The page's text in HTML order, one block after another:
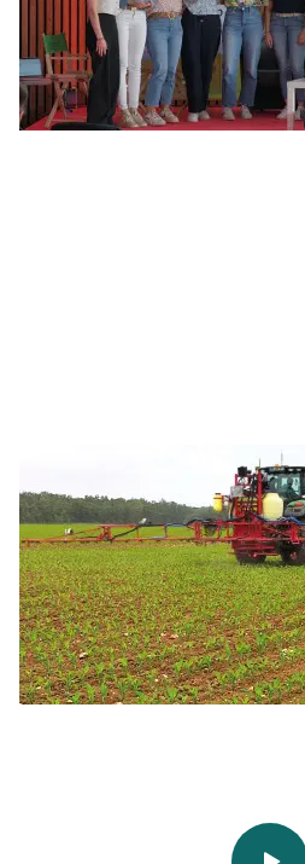
technique agricole « Clap de...
27 OCT. 2025
Désherbage ciblé :
devient rentable dès 25 %
La pulvérisation ciblée en temps
envisagée sur des pulvérisateurs
16 OCT. 2025